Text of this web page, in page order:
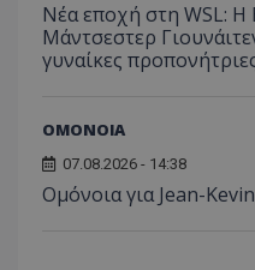
Νέα εποχή στη WSL:
Μάντσεστερ
γυναίκες
ΟΜΟΝΟΙΑ
07.08.2026 - 14:38
Ομόνοια για Jean-